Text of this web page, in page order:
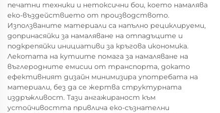
печатни техники и нетоксични бои, което намалява
еко-въздействието от производството.
Използваните материали са напълно рециклируеми,
допринасяйки за намаляване на отпадъците и
подкрепяйки инициативи за кръгова икономика.
Лекотата на кутиите помага за намаляване на
въглеродните емисии от транспорта, докато
ефективният дизайн минимизира употребата на
материали, без да се жертва структурната
издръжливост. Тази ангажираност към
устойчивостта привлича еко-съзнателни